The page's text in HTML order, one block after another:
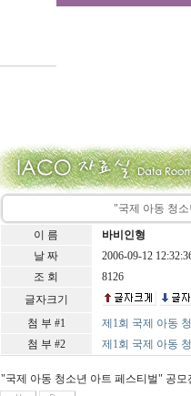
"국제 아동 청
이 름
바비인형
날 짜
2006-09-12
조 회
8126
글자크기
첨 부 #1
제1회 국제 아동
첨 부 #2
제1회 국제 아동
"국제 아동 청소년 아트 페스티벌" 공